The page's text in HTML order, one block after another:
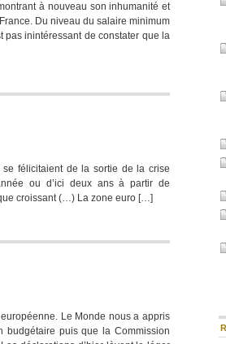
à nouveau son inhumanité et
Du niveau du salaire minimum
pas inintéressant de constater que la
félicitaient de la sortie de la crise
ou d’ici deux ans à partir de
croissant (…) La zone euro […]
Le Monde nous a appris
budgétaire puis que la Commission